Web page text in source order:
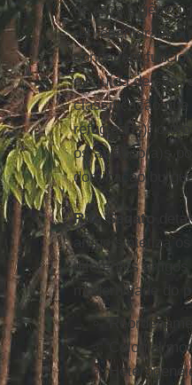
de raça e gênero
representaram
continuam
excluída de sua
classificação
refugiados);
os asiático(a)s
dominação
Rita Segato
artigo sintetiza
diferentes
modernidade do
Colonial/